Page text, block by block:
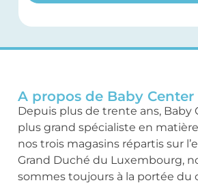
A propos de Baby Center
Depuis plus de trente ans, Baby
plus grand spécialiste en
nos trois magasins répartis sur
Grand Duché du Luxembourg,
sommes toujours à la portée du